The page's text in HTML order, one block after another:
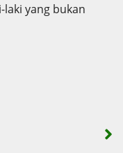
yang bukan